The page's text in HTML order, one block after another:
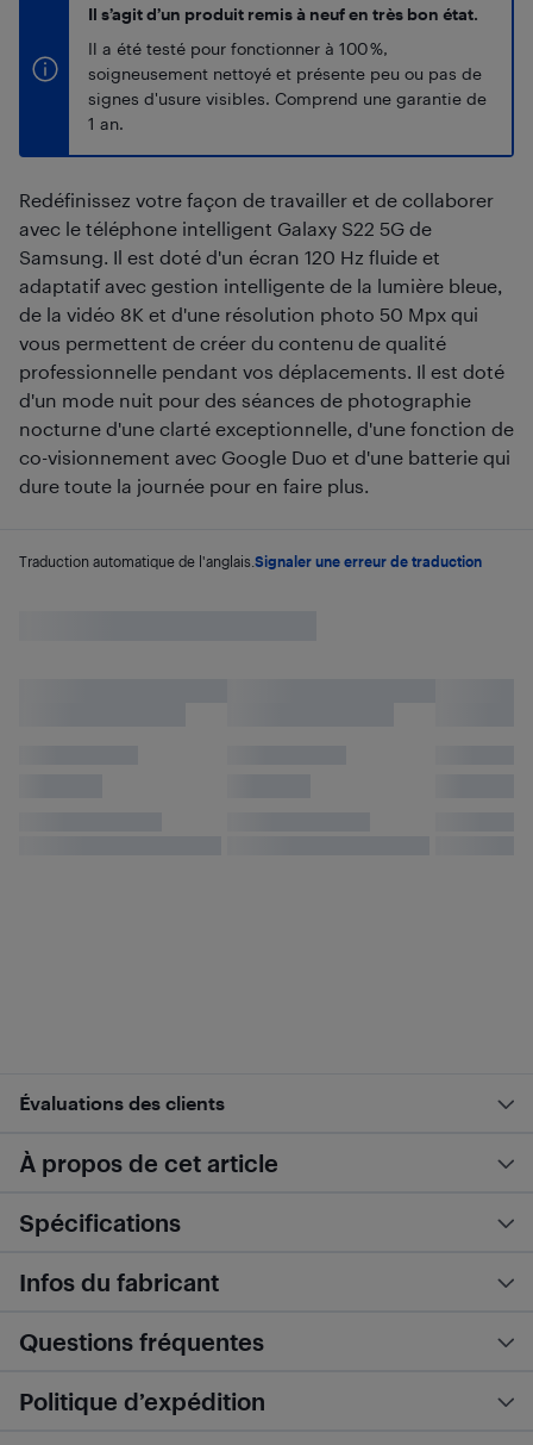
Il s’agit d’un produit remis à neuf en très bon état.
Il a été testé pour fonctionner à 100 %,
soigneusement nettoyé et présente peu ou pas de
signes d'usure visibles. Comprend une garantie de
1 an.
Redéfinissez votre façon de travailler et de collaborer
avec le téléphone intelligent Galaxy S22 5G de
Samsung. Il est doté d'un écran 120 Hz fluide et
adaptatif avec gestion intelligente de la lumière bleue,
de la vidéo 8K et d'une résolution photo 50 Mpx qui
vous permettent de créer du contenu de qualité
professionnelle pendant vos déplacements. Il est doté
d'un mode nuit pour des séances de photographie
nocturne d'une clarté exceptionnelle, d'une fonction de
co-visionnement avec Google Duo et d'une batterie qui
dure toute la journée pour en faire plus.
Traduction automatique de l'anglais. Signaler une erreur de traduction
Évaluations des clients
À propos de cet article
Spécifications
Infos du fabricant
Questions fréquentes
Politique d’expédition